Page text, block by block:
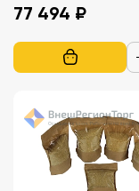
77 494 ₽